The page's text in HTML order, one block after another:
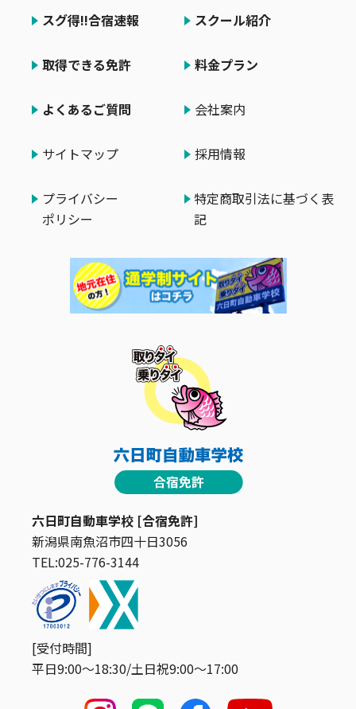
六日町自動車学校 [合宿免許]
新潟県南魚沼市四十日3056
TEL:025-776-3144
[受付時間]
平日9:00〜18:30/土日祝9:00〜17:00
スグ得!!合宿速報 スクール紹介
取得できる免許 料金プラン
よくあるご質問 会社案内
サイトマップ 採用情報
プライバシー
ポリシー
特定商取引法に基づく表
記